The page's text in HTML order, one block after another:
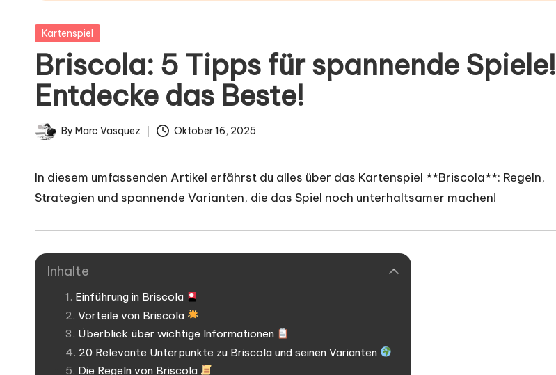
e
s
i
g
n
.
d
e
Posted
Kartenspiel
Briscola: 5 Tipps für spannende Spiele!
Entdecke das Beste!
Posted
By Marc Vasquez Oktober 16, 2025
In diesem umfassenden Artikel erfährst du alles über das Kartenspiel **Briscola**: Regeln,
Strategien und spannende Varianten, die das Spiel noch unterhaltsamer machen!
Inhalte
Einführung in Briscola
Vorteile von Briscola
Überblick über wichtige Informationen
20 Relevante Unterpunkte zu Briscola und seinen Varianten
Die Regeln von Briscola